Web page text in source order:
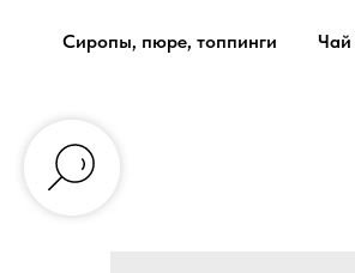
Сиропы, пюре, топпинги Чай